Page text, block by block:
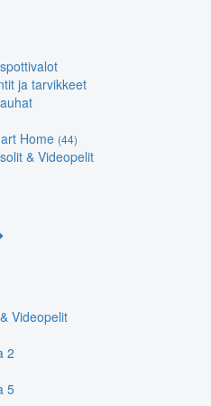
ja tarvikkeet
Home (44)
& Videopelit
Videopelit
2
5